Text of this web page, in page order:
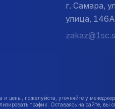
г. Самара,
улица, 146А
пожалуйста, уточняйте у
трафик. Оставаясь на сайте, вы